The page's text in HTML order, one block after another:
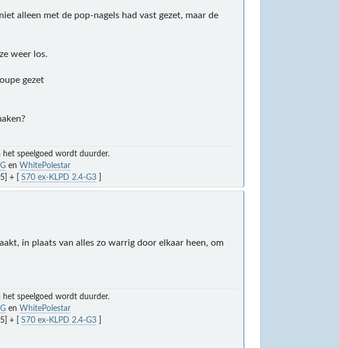
alleen met de pop-nagels had vast gezet, maar de
weer los.
gezet
het speelgoed wordt duurder.
en WhitePolestar
+ [ S70 ex-KLPD 2.4-G3]
in plaats van alles zo warrig door elkaar heen, om
het speelgoed wordt duurder.
en WhitePolestar
+ [ S70 ex-KLPD 2.4-G3]